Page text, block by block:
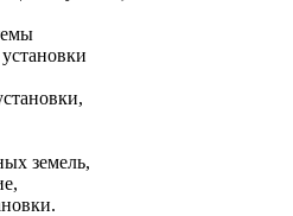
земель,